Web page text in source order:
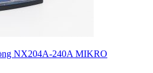
NX204A-240A MIKRO